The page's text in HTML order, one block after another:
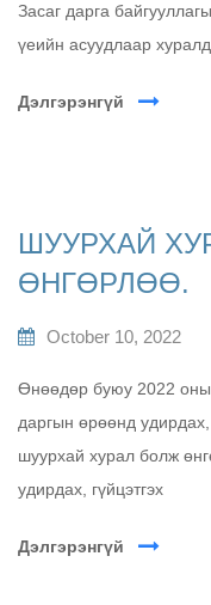
Засаг дарга
үеийн асуудлаар
Дэлгэрэнгүй
ШУУРХАЙ
ӨНГӨРЛӨӨ.
October 10, 2022
Өнөөдөр буюу 2022
даргын өрөөнд удирдах,
шуурхай хурал болж
удирдах, гүйцэтгэх
Дэлгэрэнгүй